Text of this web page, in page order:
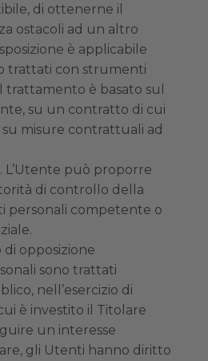
di ottenerne il
ostacoli ad un altro
è applicabile
trattati con strumenti
trattamento è basato sul
su un contratto di cui
su misure contrattuali ad
L’Utente può proporre
di controllo della
personali competente o
opposizione
sono trattati
nell’esercizio di
è investito il Titolare
un interesse
gli Utenti hanno diritto